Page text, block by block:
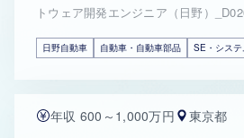
トウェア開発エンジニア（日野）
日野自動車 自動車・自動車部品 SE・シス
年収 600～1,000万円 東京都